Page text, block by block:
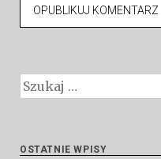
Szukaj:
OSTATNIE WPISY